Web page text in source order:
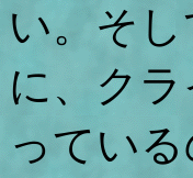
い。そ
に、ク
ってい